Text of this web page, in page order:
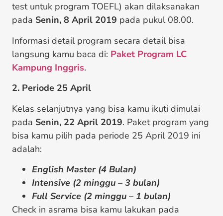
test untuk program TOEFL) akan dilaksanakan
pada Senin, 8 April 2019 pada pukul 08.00.
Informasi detail program secara detail bisa
langsung kamu baca di: Paket Program LC
Kampung Inggris.
2. Periode 25 April
Kelas selanjutnya yang bisa kamu ikuti dimulai
pada Senin, 22 April 2019. Paket program yang
bisa kamu pilih pada periode 25 April 2019 ini
adalah:
English Master (4 Bulan)
Intensive (2 minggu – 3 bulan)
Full Service (2 minggu – 1 bulan)
Check in asrama bisa kamu lakukan pada